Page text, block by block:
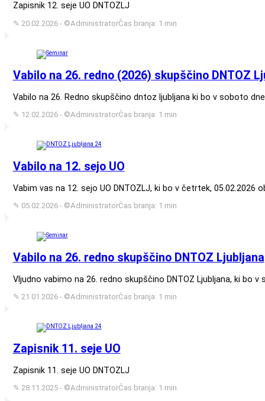
Zapisnik 12. seje UO DNTOZLJ
✎ 20.02.2026 - ©AdministratorČas branja: 1 min
Vabilo na 26. redno (2026) skupščino DNTOZ
Vabilo na 26. Redno skupščino dntoz ljubljana ki bo v soboto
✎ 12.02.2026 - ©AdministratorČas branja: 1 min
Vabilo na 12. sejo UO
Vabim vas na 12. sejo UO DNTOZLJ, ki bo v četrtek, 05.02.2026
✎ 05.02.2026 - ©AdministratorČas branja: 1 min
Vabilo na 26. redno skupščino DNTOZ Ljubljana
Vljudno vabimo na 26. redno skupščino DNTOZ Ljubljana, ki bo v
✎ 21.01.2026 - ©AdministratorČas branja: 1 min
Zapisnik 11. seje UO
Zapisnik 11. seje UO DNTOZLJ
✎ 28.11.2025 - ©AdministratorČas branja: 1 min